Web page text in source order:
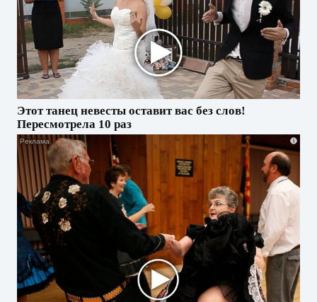
Этот танец невесты оставит вас без слов!
Пересмотрела 10 раз
i